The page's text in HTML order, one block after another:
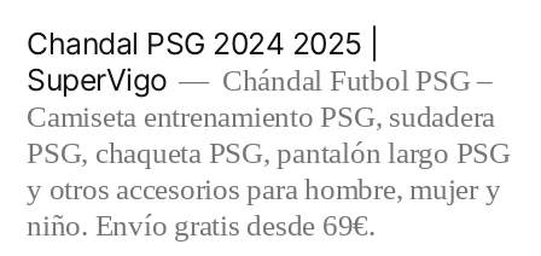
contenido
Chandal PSG 2024 2025 |
SuperVigo
Chándal Futbol PSG –
Camiseta entrenamiento PSG, sudadera
PSG, chaqueta PSG, pantalón largo PSG
y otros accesorios para hombre, mujer y
niño. Envío gratis desde 69€.